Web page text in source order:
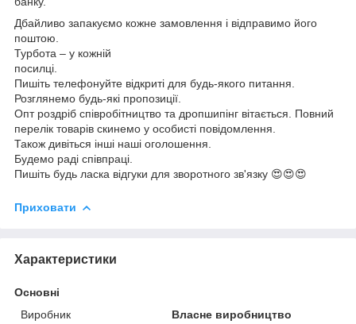
Дбайливо запакуємо кожне замовлення і відправимо його
поштою.
Турбота – у кожній
посилці.
Пишіть телефонуйте відкриті для будь-якого питання.
Розглянемо будь-які пропозиції.
Опт роздріб співробітництво та дропшипінг вітається. Повний
перелік товарів скинемо у особисті повідомлення.
Також дивіться інші наші оголошення.
Будемо раді співпраці.
Пишіть будь ласка відгуки для зворотного зв'язку 😍😍😍
Приховати
Характеристики
Основні
Виробник
Власне виробництво